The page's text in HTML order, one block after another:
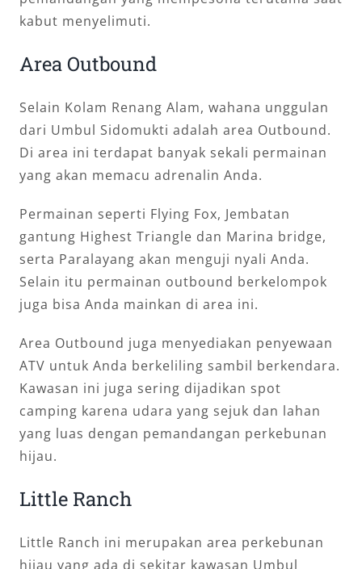
kabut menyelimuti.
Area Outbound
Selain Kolam Renang Alam, wahana unggulan
dari Umbul Sidomukti adalah area Outbound.
Di area ini terdapat banyak sekali permainan
yang akan memacu adrenalin Anda.
Permainan seperti Flying Fox, Jembatan
gantung Highest Triangle dan Marina bridge,
serta Paralayang akan menguji nyali Anda.
Selain itu permainan outbound berkelompok
juga bisa Anda mainkan di area ini.
Area Outbound juga menyediakan penyewaan
ATV untuk Anda berkeliling sambil berkendara.
Kawasan ini juga sering dijadikan spot
camping karena udara yang sejuk dan lahan
yang luas dengan pemandangan perkebunan
hijau.
Little Ranch
Little Ranch ini merupakan area perkebunan
hijau yang ada di sekitar kawasan Umbul